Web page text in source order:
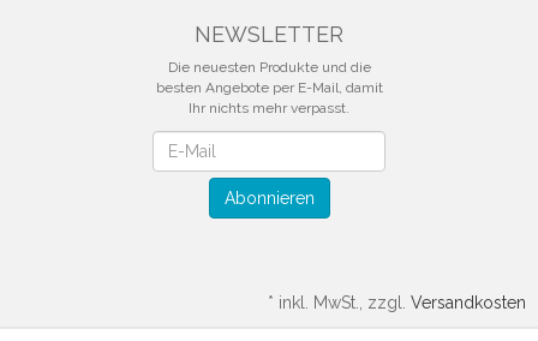
NEWSLETTER
Die neuesten Produkte und die
besten Angebote per E-Mail, damit
Ihr nichts mehr verpasst.
Abonnieren
* inkl. MwSt., zzgl. Versandkosten